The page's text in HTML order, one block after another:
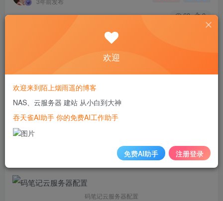
63 9
腾讯云服务器如何安装宝塔面板？宝塔面板支持
塔面板的用户越来越多，码笔记以腾讯云服务器为例来说说
腾讯云服务器安装宝塔面板的教程：
腾讯云服务器安装宝塔主机面板
首先你得拥有一台腾讯云服务器（已购买请忽略），购买教
讯云百科网关于云服务器配置选购教程。
码笔记云服务器配置
欢迎
欢迎来到陌上烟雨遥的博客
NAS、云服务器 建站 从小白到大神
吞天雀AI助手 你的免费AI工作助手
免费AI助手 注册登录